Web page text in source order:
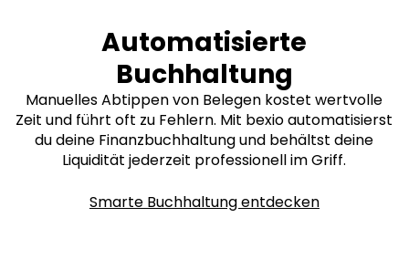
Automatisierte
Buchhaltung
Manuelles Abtippen von Belegen kostet wertvolle
Zeit und führt oft zu Fehlern. Mit bexio automatisierst
du deine Finanzbuchhaltung und behältst deine
Liquidität jederzeit professionell im Griff.
Smarte Buchhaltung entdecken